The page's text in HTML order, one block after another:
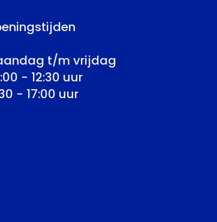
t/m vrijdag
- 12:30 uur
- 17:00 uur